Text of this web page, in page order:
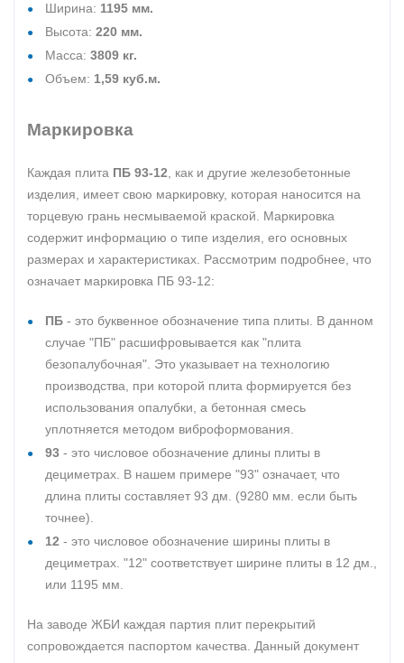
Ширина: 1195 мм.
Высота: 220 мм.
Масса: 3809 кг.
Объем: 1,59 куб.м.
Маркировка
Каждая плита ПБ 93-12 , как и другие железобетонные
изделия, имеет свою маркировку, которая наносится на
торцевую грань несмываемой краской. Маркировка
содержит информацию о типе изделия, его основных
размерах и характеристиках. Рассмотрим подробнее, что
означает маркировка ПБ 93-12:
ПБ - это буквенное обозначение типа плиты. В данном
случае "ПБ" расшифровывается как "плита
безопалубочная". Это указывает на технологию
производства, при которой плита формируется без
использования опалубки, а бетонная смесь
уплотняется методом виброформования.
93 - это числовое обозначение длины плиты в
дециметрах. В нашем примере "93" означает, что
длина плиты составляет 93 дм. (9280 мм. если быть
точнее).
12 - это числовое обозначение ширины плиты в
дециметрах. "12" соответствует ширине плиты в 12 дм.,
или 1195 мм.
На заводе ЖБИ каждая партия плит перекрытий
сопровождается паспортом качества. Данный документ